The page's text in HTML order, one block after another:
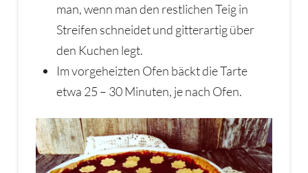
man, wenn man den restlichen Teig in
Streifen schneidet und gitterartig über
den Kuchen legt.
Im vorgeheizten Ofen bäckt die Tarte
etwa 25 – 30 Minuten, je nach Ofen.